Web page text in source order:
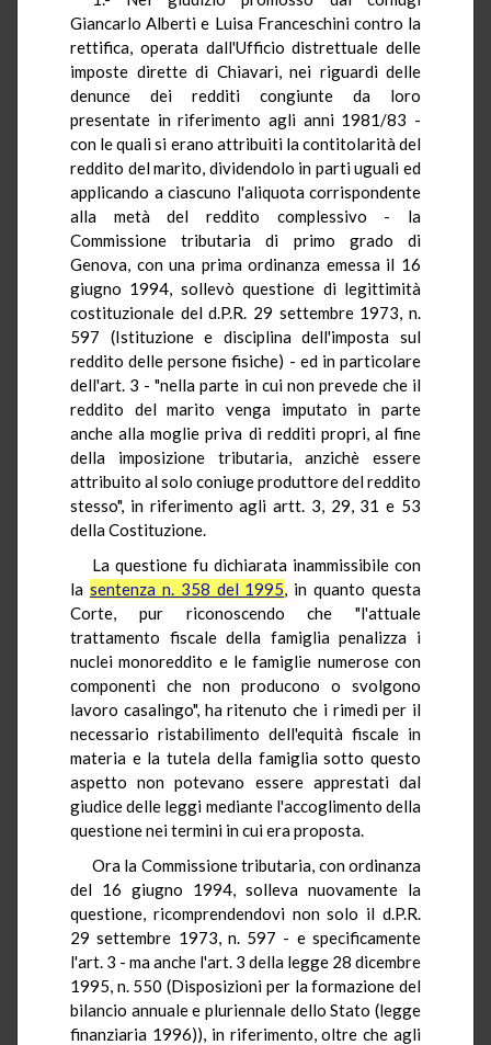
Giancarlo Alberti e Luisa Franceschini contro la
rettifica, operata dall'Ufficio distrettuale delle
imposte dirette di Chiavari, nei riguardi delle
denunce dei redditi congiunte da loro
presentate in riferimento agli anni 1981/83 -
con le quali si erano attribuiti la contitolarità del
reddito del marito, dividendolo in parti uguali ed
applicando a ciascuno l'aliquota corrispondente
alla metà del reddito complessivo - la
Commissione tributaria di primo grado di
Genova, con una prima ordinanza emessa il 16
giugno 1994, sollevò questione di legittimità
costituzionale del d.P.R. 29 settembre 1973, n.
597 (Istituzione e disciplina dell'imposta sul
reddito delle persone fisiche) - ed in particolare
dell'art. 3 - "nella parte in cui non prevede che il
reddito del marito venga imputato in parte
anche alla moglie priva di redditi propri, al fine
della imposizione tributaria, anzichè essere
attribuito al solo coniuge produttore del reddito
stesso", in riferimento agli artt. 3, 29, 31 e 53
della Costituzione.
La questione fu dichiarata inammissibile con
la sentenza n. 358 del 1995, in quanto questa
Corte, pur riconoscendo che "l'attuale
trattamento fiscale della famiglia penalizza i
nuclei monoreddito e le famiglie numerose con
componenti che non producono o svolgono
lavoro casalingo", ha ritenuto che i rimedi per il
necessario ristabilimento dell'equità fiscale in
materia e la tutela della famiglia sotto questo
aspetto non potevano essere apprestati dal
giudice delle leggi mediante l'accoglimento della
questione nei termini in cui era proposta.
Ora la Commissione tributaria, con ordinanza
del 16 giugno 1994, solleva nuovamente la
questione, ricomprendendovi non solo il d.P.R.
29 settembre 1973, n. 597 - e specificamente
l'art. 3 - ma anche l'art. 3 della legge 28 dicembre
1995, n. 550 (Disposizioni per la formazione del
bilancio annuale e pluriennale dello Stato (legge
finanziaria 1996)), in riferimento, oltre che agli